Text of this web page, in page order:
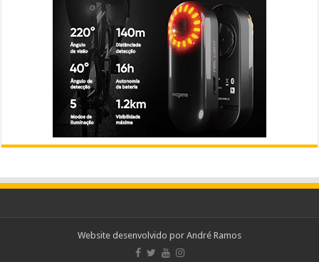
Website desenvolvido por André Ramos